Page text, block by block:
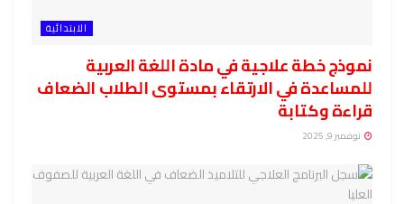
الابتدائية
نموذج خطة علاجية في مادة اللغة العربية
للمساعدة في الارتقاء بمستوى الطلاب الضعاف
قراءة وكتابة
نوفمبر 9, 2025